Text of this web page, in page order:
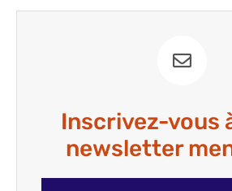
Inscrivez-vous
newsletter